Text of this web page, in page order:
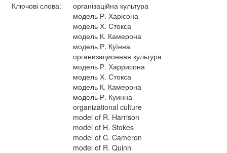
Ключові слова:
організаційна культура
модель Р. Харісона
модель Х. Стокса
модель К. Камерона
модель Р. Куїнна
организационная культура
модель Р. Харрисона
модель Х. Стокса
модель К. Камерона
модель Р. Куинна
organizational culture
model of R. Harrison
model of H. Stokes
model of C. Cameron
model of R. Quinn